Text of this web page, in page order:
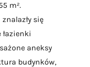
m².
się
aneksy
budynków,